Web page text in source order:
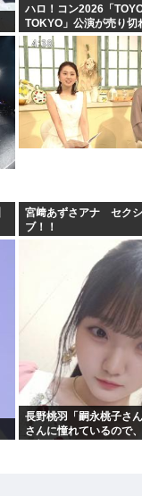
ハロ！コン2026「
TOKYO」公演が売り切
宮﨑あずさアナ セク
ブ！！
長野桃羽「嗣永桃子さ
さんに憧れているので